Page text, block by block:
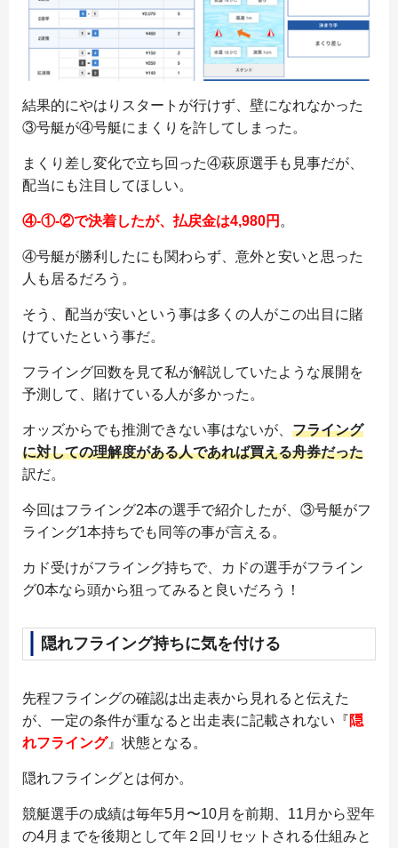
結果的にやはりスタートが行けず、壁になれなかった
③号艇が④号艇にまくりを許してしまった。
まくり差し変化で立ち回った④萩原選手も見事だが、
配当にも注目してほしい。
④-①-②で決着したが、払戻金は4,980円 。
④号艇が勝利したにも関わらず、意外と安いと思った
人も居るだろう。
そう、配当が安いという事は多くの人がこの出目に賭
けていたという事だ。
フライング回数を見て私が解説していたような展開を
予測して、賭けている人が多かった。
オッズからでも推測できない事はないが、 フライング
に対しての理解度がある人であれば買える舟券だった
訳だ。
今回はフライング2本の選手で紹介したが、③号艇がフ
ライング1本持ちでも同等の事が言える。
カド受けがフライング持ちで、カドの選手がフライン
グ0本なら頭から狙ってみると良いだろう！
隠れフライング持ちに気を付ける
先程フライングの確認は出走表から見れると伝えた
が、一定の条件が重なると出走表に記載されない『隠
れフライング』状態となる。
隠れフライングとは何か。
競艇選手の成績は毎年5月〜10月を前期、11月から翌年
の4月までを後期として年２回リセットされる仕組みと